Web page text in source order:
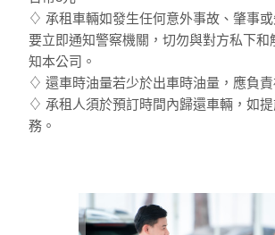
♢ 承租車輛如發生任何意外事故、肇事或
要立即通知警察機關，切勿與對方私下和
知本公司。
♢ 還車時油量若少於出車時油量，應負責
♢ 承租人須於預訂時間內歸還車輛，如
務。